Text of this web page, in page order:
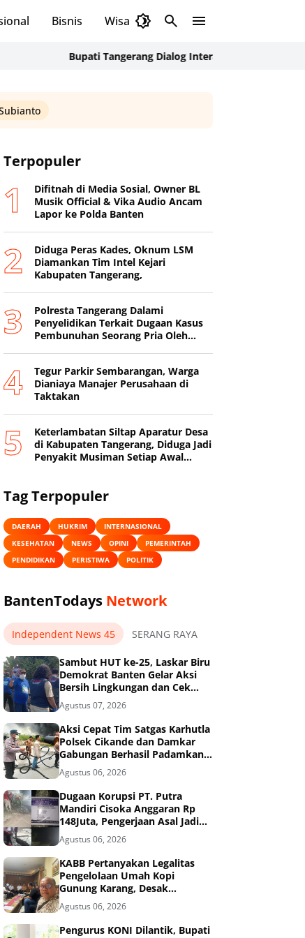
Bisnis Wisata Budaya
Bupati Tangerang Dialog Interaktif dan Serahkan
Terpopuler
Difitnah di Media Sosial, Owner BL
Musik Official & Vika Audio Ancam
Lapor ke Polda Banten
Diduga Peras Kades, Oknum LSM
Diamankan Tim Intel Kejari
Kabupaten Tangerang,
Polresta Tangerang Dalami
Penyelidikan Terkait Dugaan Kasus
Pembunuhan Seorang Pria Oleh
Tegur Parkir Sembarangan, Warga
Dianiaya Manajer Perusahaan di
Taktakan
Keterlambatan Siltap Aparatur Desa
di Kabupaten Tangerang, Diduga Jadi
Penyakit Musiman Setiap Awal
Tag Terpopuler
DAERAH HUKRIM
INTERNASIONAL
KESEHATAN
NEWS OPINI
PEMERINTAH
PENDIDIKAN
PERISTIWA POLITIK
BantenTodays Network
Independent News 45 SERANG RAYA
Sambut HUT ke-25, Laskar Biru
Demokrat Banten Gelar Aksi
Bersih Lingkungan dan Cek
Kesehatan Gratis.
Agustus 07, 2026
Aksi Cepat Tim Satgas Karhutla
Polsek Cikande dan Damkar
Gabungan Berhasil Padamkan
Kebakaran di Nambo Ilir, Kibin.
Agustus 06, 2026
Dugaan Korupsi PT. Putra
Mandiri Cisoka Anggaran Rp
148Juta, Pengerjaan Asal Jadi
dan Abaikan 3K
Agustus 06, 2026
KABB Pertanyakan Legalitas
Pengelolaan Umah Kopi
Gunung Karang, Desak
Pemprov Banten Buka
Dokumen Pengelolaan Aset
Agustus 06, 2026
Pengurus KONI Dilantik, Bupati